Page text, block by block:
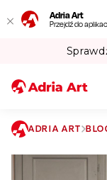
Adria Art
Przejdź do
ADRIA ART